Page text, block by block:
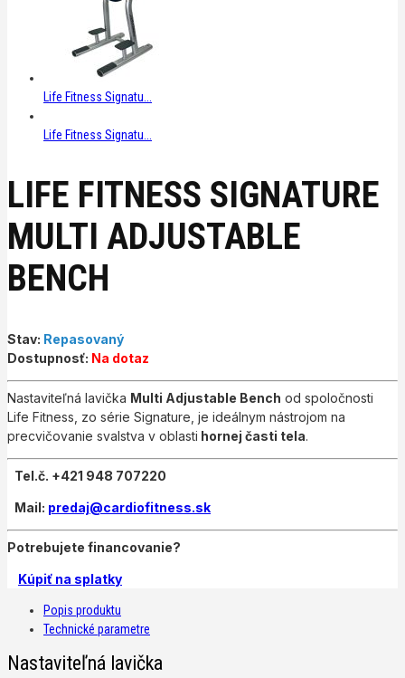
Life Fitness Signatu...
Life Fitness Signatu...
LIFE FITNESS SIGNATURE
MULTI ADJUSTABLE
BENCH
Stav: Repasovaný
Dostupnosť: Na dotaz
Nastaviteľná lavička Multi Adjustable Bench od spoločnosti
Life Fitness, zo série Signature, je ideálnym nástrojom na
precvičovanie svalstva v oblasti hornej časti tela.
Tel.č. +421 948 707220
Mail: predaj@cardiofitness.sk
Potrebujete financovanie?
Kúpiť na splatky
Popis produktu
Technické parametre
Nastaviteľná lavička